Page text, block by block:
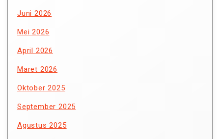
Juni 2026
Mei 2026
April 2026
Maret 2026
Oktober 2025
September 2025
Agustus 2025